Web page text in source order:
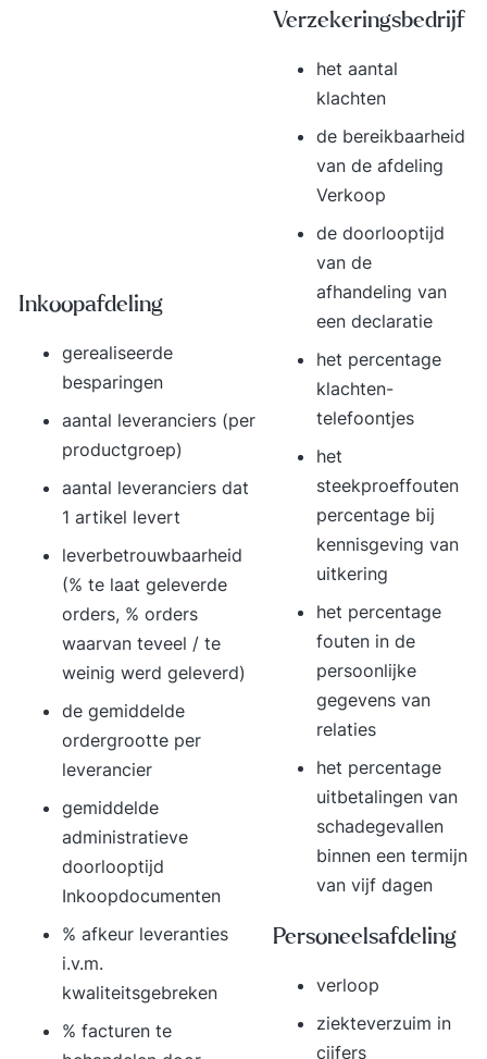
Inkoopafdeling
gerealiseerde
besparingen
aantal leveranciers (per
productgroep)
aantal leveranciers dat
1 artikel levert
leverbetrouwbaarheid
(% te laat geleverde
orders, % orders
waarvan teveel / te
weinig werd geleverd)
de gemiddelde
ordergrootte per
leverancier
gemiddelde
administratieve
doorlooptijd
Inkoopdocumenten
% afkeur leveranties
i.v.m.
kwaliteitsgebreken
% facturen te
Verzekeringsbedrijf
het aantal
klachten
de bereikbaarheid
van de afdeling
Verkoop
de doorlooptijd
van de
afhandeling van
een declaratie
het percentage
klachten-
telefoontjes
het
steekproeffouten
percentage bij
kennisgeving van
uitkering
het percentage
fouten in de
persoonlijke
gegevens van
relaties
het percentage
uitbetalingen van
schadegevallen
binnen een termijn
van vijf dagen
Personeelsafdeling
verloop
ziekteverzuim in
cijfers